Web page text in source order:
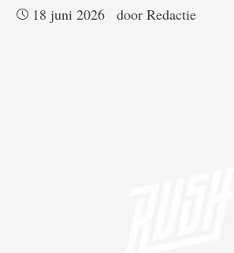
18 juni 2026
door Redactie